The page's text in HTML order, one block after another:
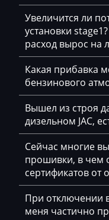
Chrysler
Citroen
Claas
CMI
Comacchio
Cupra
Dacia
Daewoo
DAF
Daihatsu
Увеличится ли
установки
расход вырос на
Какая прибавка
бензинового
Вышел из строя
дизельном JAC,
Сейчас многие
прошивки, в чем
сертификатов от
При отключении
меня частично